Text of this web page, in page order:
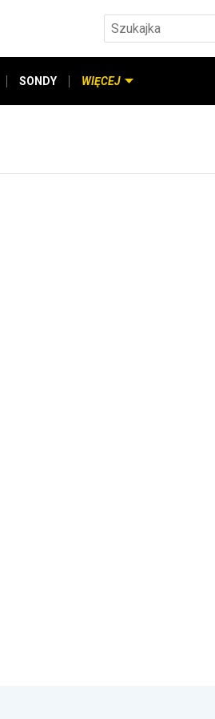
SONDY WIĘCEJ